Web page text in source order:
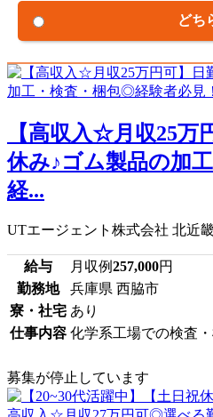
どち
【高収入☆月収25万
休み♪ゴム製品の加
経...
UTエージェント株式会社 北近
給与 月収例257,000円
勤務地
兵庫県 西脇市
寮・社宅 あり
仕事内容 化学系工場での検査
募集が停止しています